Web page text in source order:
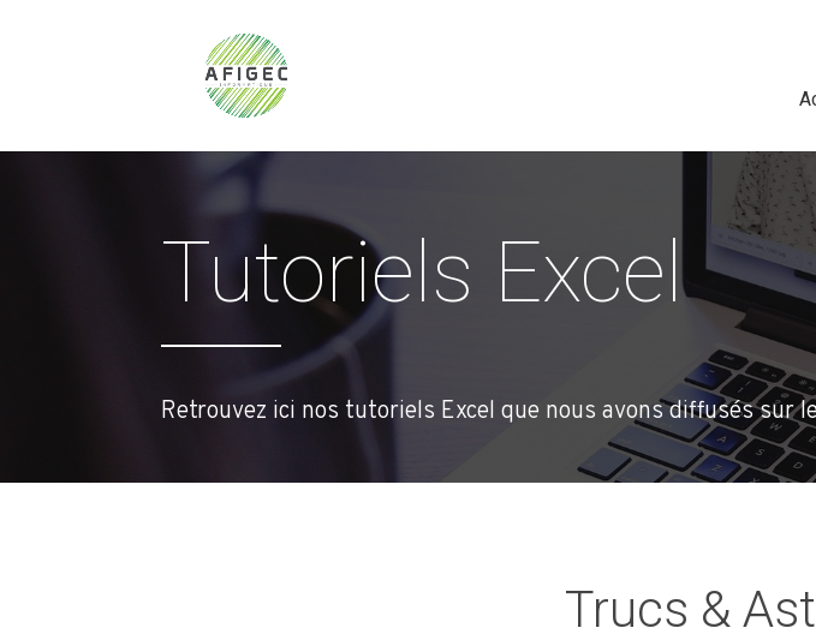
Tutoriels Excel
Retrouvez ici nos tutoriels Excel que nous avons diffusés sur
Trucs &